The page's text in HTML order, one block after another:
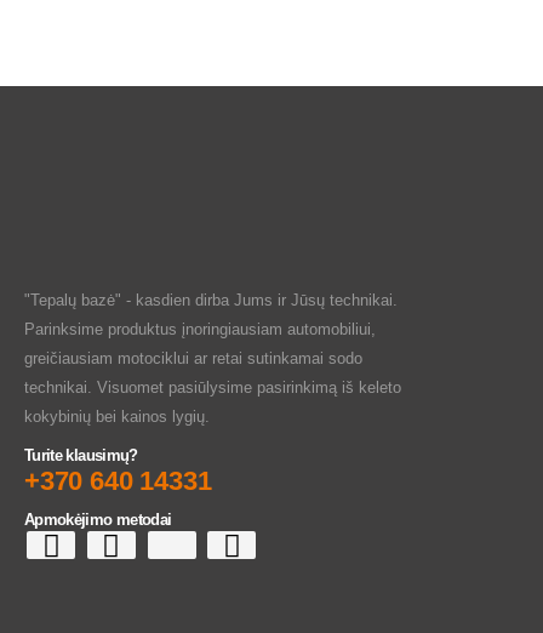
"Tepalų bazė" - kasdien dirba Jums ir Jūsų technikai.
Parinksime produktus įnoringiausiam automobiliui,
greičiausiam motociklui ar retai sutinkamai sodo
technikai. Visuomet pasiūlysime pasirinkimą iš keleto
kokybinių bei kainos lygių.
Turite klausimų?
+370 640 14331
Apmokėjimo metodai